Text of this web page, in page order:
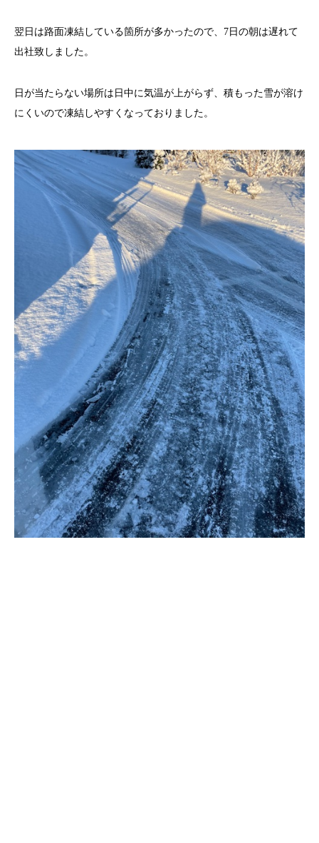
翌日は路面凍結している箇所が多かったので、7日の朝は遅れて
出社致しました。
日が当たらない場所は日中に気温が上がらず、積もった雪が溶け
にくいので凍結しやすくなっておりました。